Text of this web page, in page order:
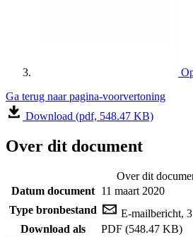
Ga terug naar pagina-voorvertoning
Download (pdf, 548.47 KB)
Over dit document
Over dit
Datum document 11 maart 2020
Type bronbestand
E-mailbericht,
Download als
PDF (548.47 KB)